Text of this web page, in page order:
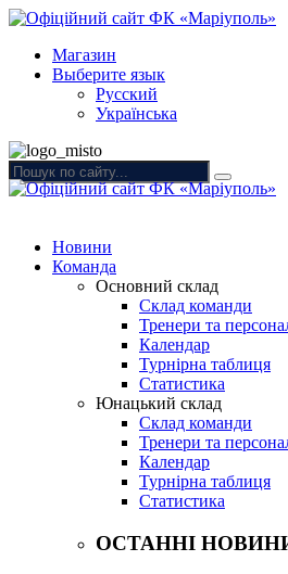
Магазин
Выберите язык
Русский
Українська
Новини
Команда
Основний склад
Склад команди
Тренери та
Календар
Турнірна таблиця
Статистика
Юнацький склад
Склад команди
Тренери та
Календар
Турнірна таблиця
Статистика
ОСТАННІ